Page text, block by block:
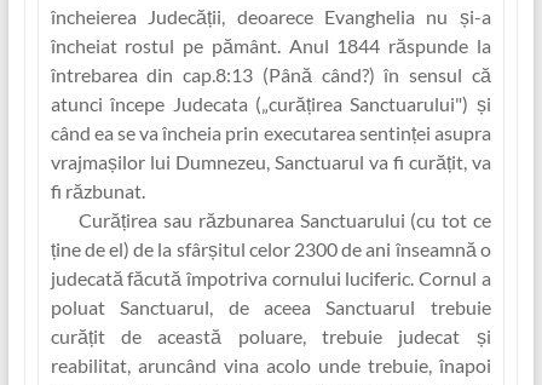
încheierea Judecăț‏ii, deoarece Evanghelia nu și-a
încheiat rostul pe pământ. Anul 1844 răspunde la
întrebarea din cap.8:13 (Până când?) în sensul că
atunci începe Judecata („cură‏țirea Sanctuarului") și
când ea se va încheia prin executarea sentinț‏ei asupra
vrajmașilor lui Dumnezeu, Sanctuarul va fi curăț‏it, va
fi răzbunat.
Curăț‏irea sau răzbunarea Sanctuarului (cu tot ce
judecată făcută împotriva cornului luciferic. Cornul a
poluat Sanctuarul, de aceea Sanctuarul trebuie
curăț‏it de această poluare, trebuie judecat și
reabilitat, aruncând vina acolo unde trebuie, înapoi